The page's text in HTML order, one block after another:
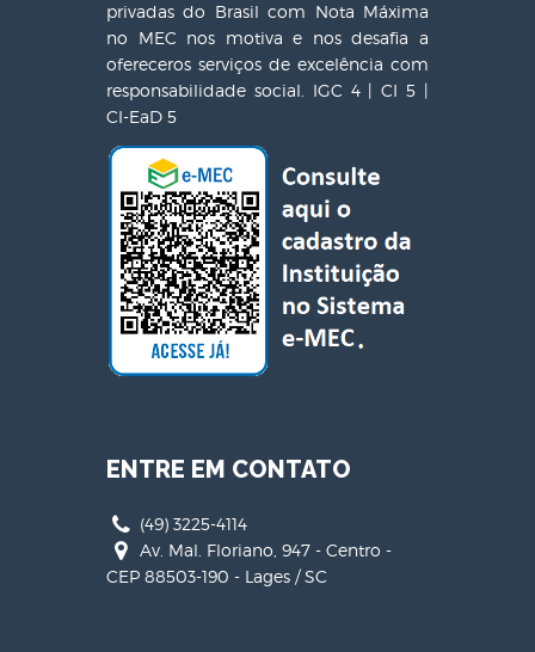
privadas do Brasil com Nota Máxima
no MEC nos motiva e nos desafia a
ofereceros serviços de excelência com
responsabilidade social. IGC 4 | CI 5 |
CI-EaD 5
ENTRE EM CONTATO
(49) 3225-4114
Av. Mal. Floriano, 947 - Centro -
CEP 88503-190 - Lages / SC